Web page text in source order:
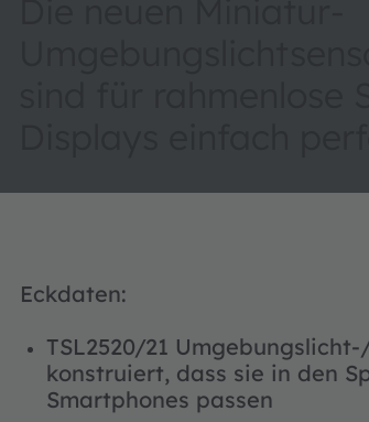
Eckdaten:
TSL2520/21
konstruiert, dass sie in den
Smartphones passen